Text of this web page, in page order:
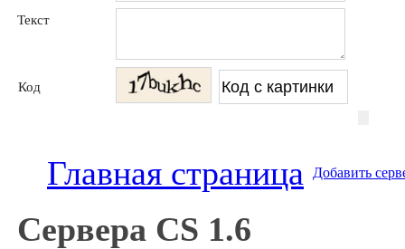
Текст
Код
Главная страница Добавить
Сервера CS 1.6